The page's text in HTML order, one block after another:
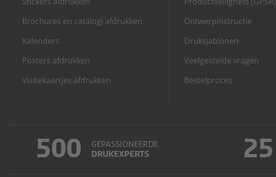
Brochures en catalogi afdrukken
Kalenders
Posters afdrukken
Visitekaartjes afdrukken
Ontwerpinstructie
Druksjablonen
Veelgestelde vragen
Bestelproces
500
GEPASSIONEERDE
DRUKEXPERTS
25